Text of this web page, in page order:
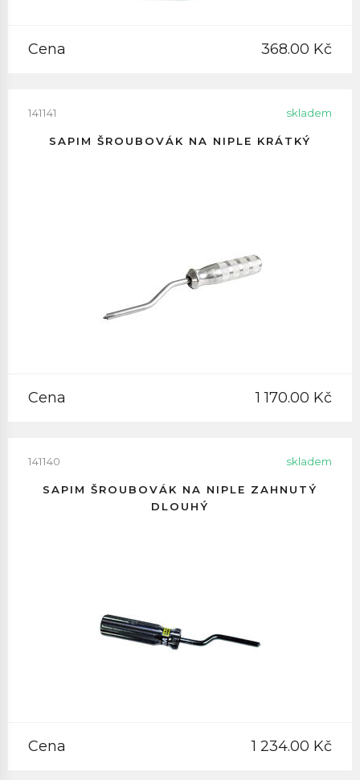
Cena 368.00 Kč
141141 skladem
SAPIM ŠROUBOVÁK NA NIPLE KRÁTKÝ
Cena 1 170.00 Kč
141140 skladem
SAPIM ŠROUBOVÁK NA NIPLE ZAHNUTÝ
DLOUHÝ
Cena 1 234.00 Kč